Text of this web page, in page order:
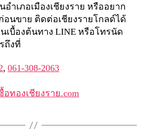
ำเภอเมืองเชียงราย หรืออยาก
อนขาย ติดต่อเชียงรายโกลด์ได้
เบื้องต้นทาง LINE หรือโทรนัด
ถึงที่
, 061-308-2063
อทองเชียงราย.com